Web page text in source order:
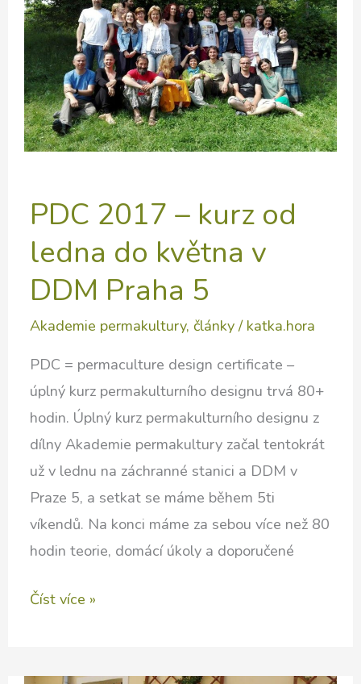
–
design
jedlé
lesní
zahrady
PDC 2017 – kurz od
ledna do května v
DDM Praha 5
Akademie permakultury,články/ katka.hora
PDC = permaculture design certificate –
úplný kurz permakulturního designu trvá 80+
hodin. Úplný kurz permakulturního designu z
dílny Akademie permakultury začal tentokrát
už v lednu na záchranné stanici a DDM v
Praze 5, a setkat se máme během 5ti
víkendů. Na konci máme za sebou více než 80
hodin teorie, domácí úkoly a doporučené
PDC
kurz
Číst více »